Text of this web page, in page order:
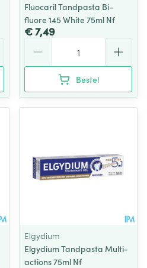
Fluocaril Tandpasta Bi-
fluore 145 White 75ml Nf
€ 7,49
Bestel
Elgydium
Elgydium Tandpasta Multi-
actions 75ml Nf